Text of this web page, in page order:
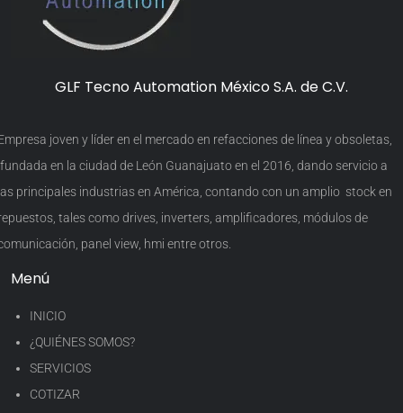
GLF Tecno Automation México S.A. de C.V.
joven y líder en el mercado en refacciones de línea y obsoletas,
en la ciudad de León Guanajuato en el 2016, dando servicio a
principales industrias en América, contando con un amplio stock en
tales como drives, inverters, amplificadores, módulos de
panel view, hmi entre otros.
Menú
INICIO
¿QUIÉNES SOMOS?
SERVICIOS
COTIZAR